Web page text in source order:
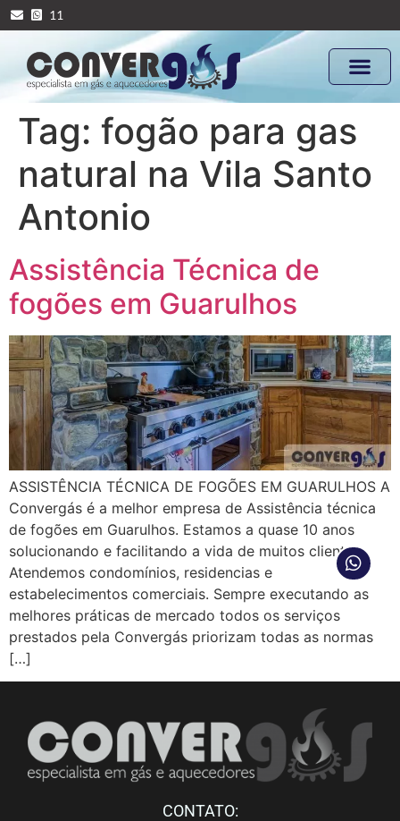
11
Tag: fogão para gas
natural na Vila Santo
Antonio
Assistência Técnica de
fogões em Guarulhos
ASSISTÊNCIA TÉCNICA DE FOGÕES EM GUARULHOS A
Convergás é a melhor empresa de Assistência técnica
de fogões em Guarulhos. Estamos a quase 10 anos
solucionando e facilitando a vida de muitos clientes.
Atendemos condomínios, residencias e
estabelecimentos comerciais. Sempre executando as
melhores práticas de mercado todos os serviços
prestados pela Convergás priorizam todas as normas
[…]
CONTATO: